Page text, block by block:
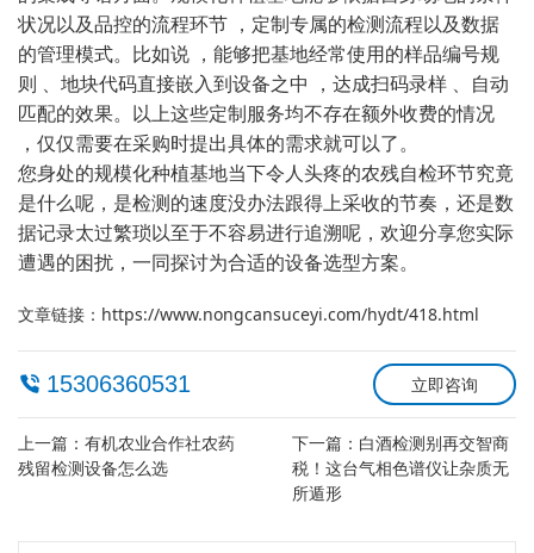
状况以及品控的流程环节 ，定制专属的检测流程以及数据
的管理模式。比如说 ，能够把基地经常使用的样品编号规
则 、地块代码直接嵌入到设备之中 ，达成扫码录样 、自动
匹配的效果。以上这些定制服务均不存在额外收费的情况
，仅仅需要在采购时提出具体的需求就可以了。
您身处的规模化种植基地当下令人头疼的农残自检环节究竟
是什么呢，是检测的速度没办法跟得上采收的节奏，还是数
据记录太过繁琐以至于不容易进行追溯呢，欢迎分享您实际
遭遇的困扰，一同探讨为合适的设备选型方案。
文章链接： https://www.nongcansuceyi.com/hydt/418.html
15306360531 立即咨询
上一篇： 有机农业合作社农药
残留检测设备怎么选
下一篇： 白酒检测别再交智商
税！这台气相色谱仪让杂质无
所遁形